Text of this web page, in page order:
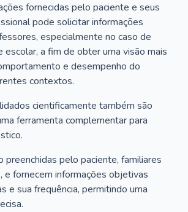
fornecidas pelo paciente e seus
pode solicitar informações
especialmente no caso de
escolar, a fim de obter uma visão mais
e desempenho do
contextos.
cientificamente também são
ferramenta complementar para
preenchidas pelo paciente, familiares
e fornecem informações objetivas
e sua frequência, permitindo uma